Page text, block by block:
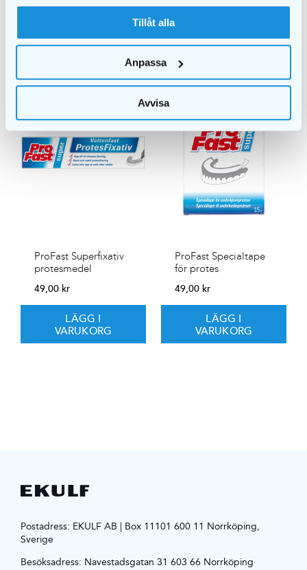
Tillåt alla
Anpassa
Avvisa
39,00kr
LÄGG I
VARUKORG
LÄGG I
VARUKORG
ProFast Superfixativ
protesmedel
49,00 kr
LÄGG I
VARUKORG
ProFast Specialtape
för protes
49,00 kr
LÄGG I
VARUKORG
Postadress: EKULF AB | Box 11101 600 11 Norrköping,
Sverige
Besöksadress: Navestadsgatan 31 603 66 Norrköping